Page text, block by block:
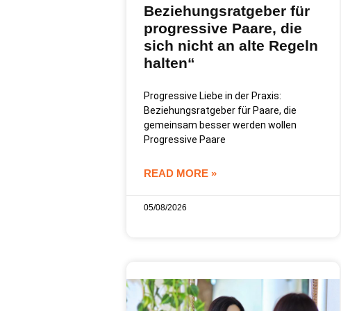
Beziehungsratgeber für
progressive Paare, die
sich nicht an alte Regeln
halten“
Progressive Liebe in der Praxis:
Beziehungsratgeber für Paare, die
gemeinsam besser werden wollen
Progressive Paare
READ MORE »
05/08/2026